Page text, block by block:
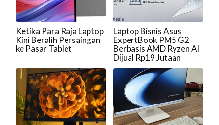
Ketika Para Raja Laptop
Kini Beralih Persaingan
ke Pasar Tablet
Laptop Bisnis Asus
ExpertBook PM5 G2
Berbasis AMD Ryzen AI
Dijual Rp19 Jutaan